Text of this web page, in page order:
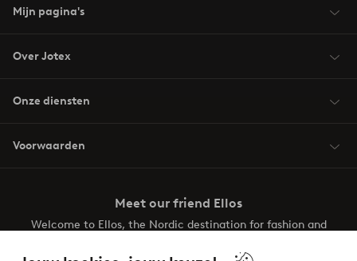
Mijn pagina's
Over Jotex
Onze diensten
Voorwaarden
Meet our friend Ellos
Welcome to Ellos, the Nordic destination for fashion and